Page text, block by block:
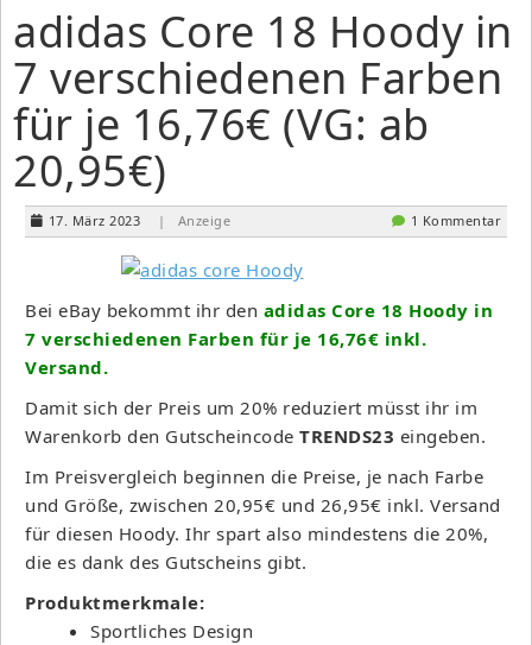
adidas Core 18 Hoody in
7 verschiedenen Farben
für je 16,76€ (VG: ab
20,95€)
17. März 2023 | Anzeige 1 Kommentar
Bei eBay bekommt ihr den adidas Core 18 Hoody in
7 verschiedenen Farben für je 16,76€ inkl.
Versand.
Damit sich der Preis um 20% reduziert müsst ihr im
Warenkorb den Gutscheincode TRENDS23 eingeben.
Im Preisvergleich beginnen die Preise, je nach Farbe
und Größe, zwischen 20,95€ und 26,95€ inkl. Versand
für diesen Hoody. Ihr spart also mindestens die 20%,
die es dank des Gutscheins gibt.
Produktmerkmale:
Sportliches Design